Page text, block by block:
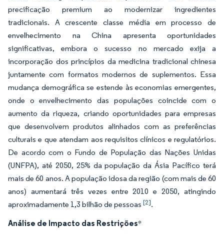
precificação premium ao modernizar ingredientes
tradicionais. A crescente classe média em processo de
envelhecimento na China apresenta oportunidades
significativas, embora o sucesso no mercado exija a
incorporação dos princípios da medicina tradicional chinesa
juntamente com formatos modernos de suplementos. Essa
mudança demográfica se estende às economias emergentes,
onde o envelhecimento das populações coincide com o
aumento da riqueza, criando oportunidades para empresas
que desenvolvem produtos alinhados com as preferências
culturais e que atendam aos requisitos clínicos e regulatórios.
De acordo com o Fundo de População das Nações Unidas
(UNFPA), até 2050, 25% da população da Ásia Pacífico terá
mais de 60 anos. A população idosa da região (com mais de 60
anos) aumentará três vezes entre 2010 e 2050, atingindo
aproximadamente 1,3 bilhão de pessoas [2].
Análise de Impacto das Restrições*